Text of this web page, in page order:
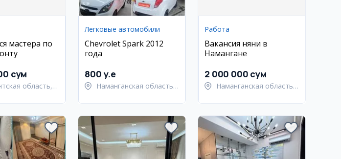
мастера по
сум
область,
Легковые автомобили
Chevrolet Spark 2012
года
800 y.e
Наманганская область,
Работа
Вакансия няни в
Намангане
2 000 000 сум
Наманганская область,